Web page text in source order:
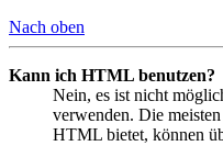
Nach oben
Kann ich HTML benutzen?
Nein, es ist nicht
verwenden. Die
HTML bietet, können